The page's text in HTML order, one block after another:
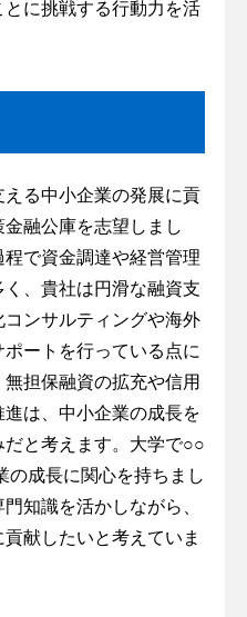
に挑戦する行動力を活
る中小企業の発展に貢
融公庫を志望しまし
で資金調達や経営管理
、貴社は円滑な融資支
ンサルティングや海外
ートを行っている点に
担保融資の拡充や信用
は、中小企業の成長を
と考えます。大学で○○
の成長に関心を持ちまし
知識を活かしながら、
献したいと考えていま